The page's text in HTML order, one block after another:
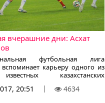
вчерашние дни: Асхат
футбольная лига
вспоминает карьеру одного из
казахстанских
20:51 4634